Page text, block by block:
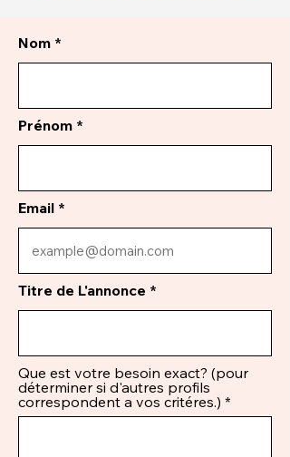
Nom
Prénom
Email
Titre de L'annonce
Que est votre besoin exact? (pour
déterminer si d'autres profils
correspondent a vos critéres.)